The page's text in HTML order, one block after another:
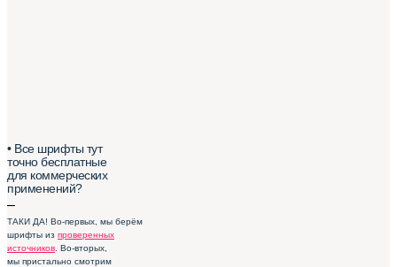
• Все шрифты тут
точно бесплатные
для коммерческих
применений?
–
ТАКИ ДА! Во-первых, мы берём
шрифты из проверенных
источников . Во-вторых,
мы пристально смотрим